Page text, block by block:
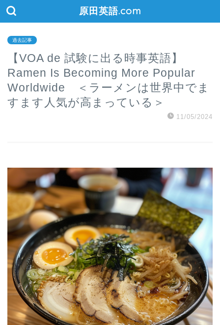
原田英語.com
過去記事
【VOA de 試験に出る時事英語】
Ramen Is Becoming More Popular
Worldwide ＜ラーメンは世界中でま
すます人気が高まっている＞
11/05/2024